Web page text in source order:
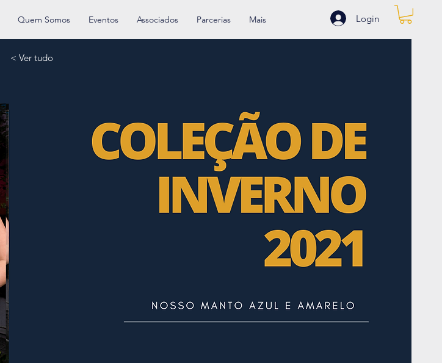
Quem Somos Eventos Associados Parcerias Mais Login
< Ver tudo